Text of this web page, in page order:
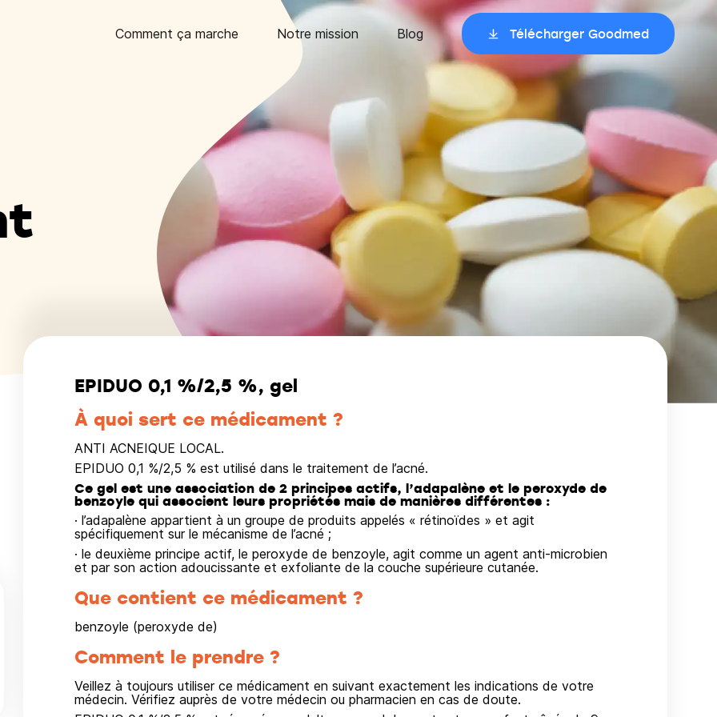
Comment ça marche Notre mission Blog Télécharger Goodmed
EPIDUO 0,1 %/2,5 %, gel
À quoi sert ce médicament ?
ANTI ACNEIQUE LOCAL.
EPIDUO 0,1 %/2,5 % est utilisé dans le traitement de l’acné.
Ce gel est une association de 2 principes actifs, l’adapalène et le peroxyde de
benzoyle qui associent leurs propriétés mais de manières différentes :
· l’adapalène appartient à un groupe de produits appelés « rétinoïdes » et agit
spécifiquement sur le mécanisme de l’acné ;
· le deuxième principe actif, le peroxyde de benzoyle, agit comme un agent anti-microbien
et par son action adoucissante et exfoliante de la couche supérieure cutanée.
Que contient ce médicament ?
benzoyle (peroxyde de)
Comment le prendre ?
Veillez à toujours utiliser ce médicament en suivant exactement les indications de votre
médecin. Vérifiez auprès de votre médecin ou pharmacien en cas de doute.